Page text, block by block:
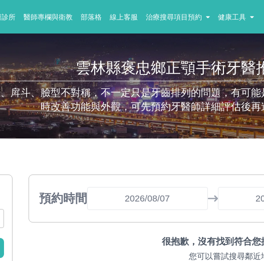
所 醫師專欄與衛教 部落格 線上客服 治療搜尋項目預約 健康工具
雲林縣褒忠鄉正顎手術牙醫
戽斗、臉型不對稱，不一定只是牙齒排列的問題，有可
時改善功能與外觀，可先預約牙醫師詳細評估後
預約時間
很抱歉，沒有找到符合您
您可以嘗試搜尋鄰近